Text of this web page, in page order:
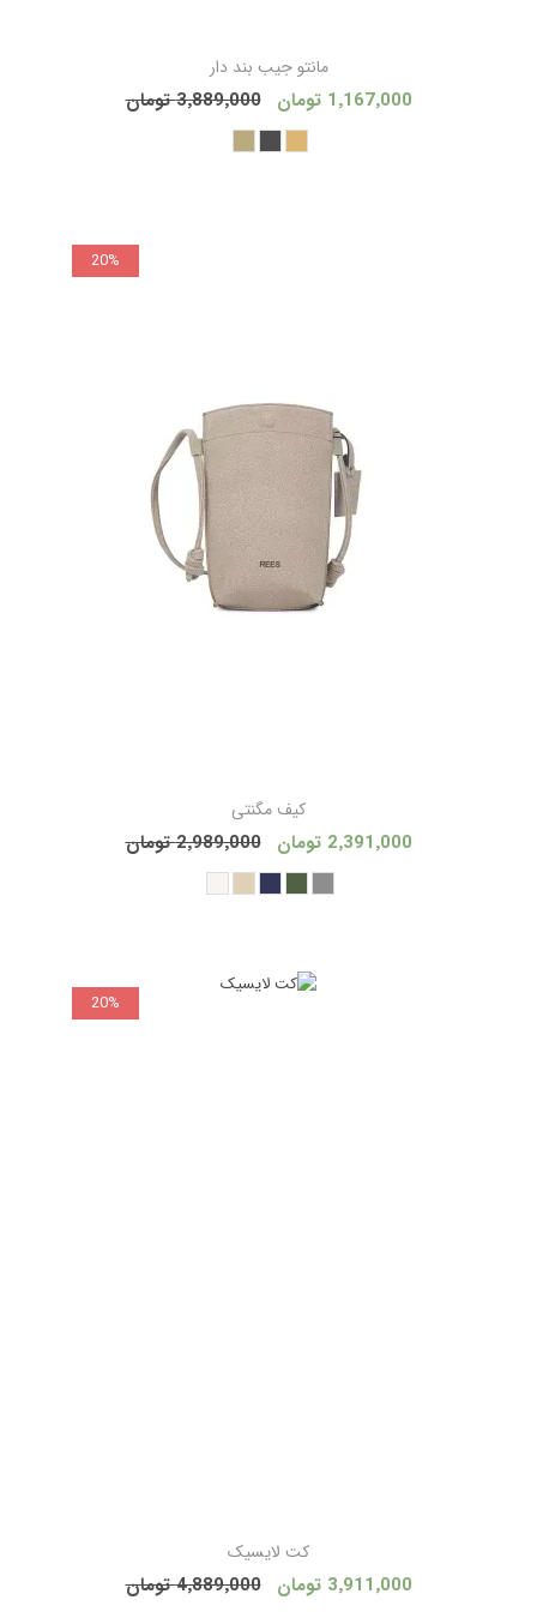
مانتو جيب بند دار
1٬167٬000 تومان 3٬889٬000 تومان
20%
کیف مگنتی
2٬391٬000 تومان 2٬989٬000 تومان
20%
کت لایسیک
3٬911٬000 تومان 4٬889٬000 تومان